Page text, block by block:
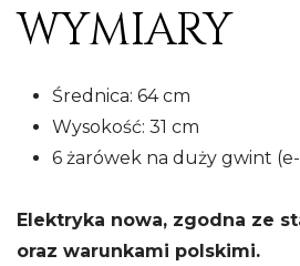
WYMIARY
Średnica: 64 cm
Wysokość: 31 cm
6 żarówek na duży gwint
Elektryka nowa, zgodna ze
oraz warunkami polskimi.